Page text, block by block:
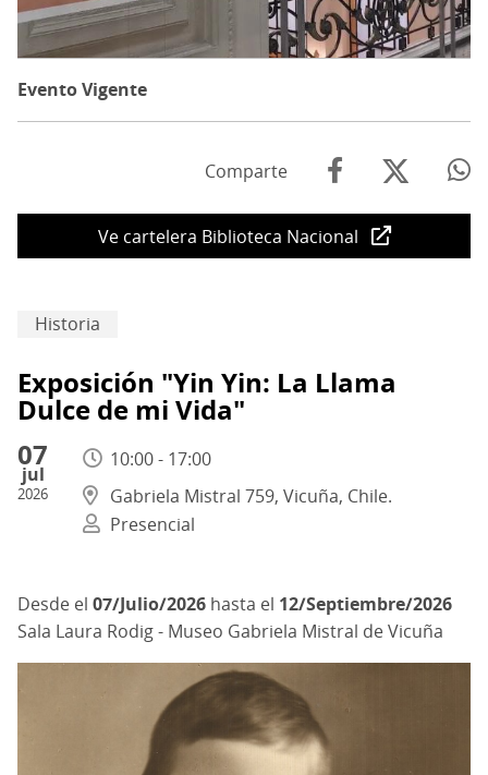
Evento Vigente
Comparte
Ve cartelera Biblioteca Nacional
Historia
Exposición "Yin Yin: La Llama
Dulce de mi Vida"
07
jul
2026
10:00 - 17:00
Gabriela Mistral 759, Vicuña, Chile.
Presencial
07/Julio/2026 hasta el 12/Septiembre/2026
Sala Laura Rodig - Museo Gabriela Mistral de Vicuña